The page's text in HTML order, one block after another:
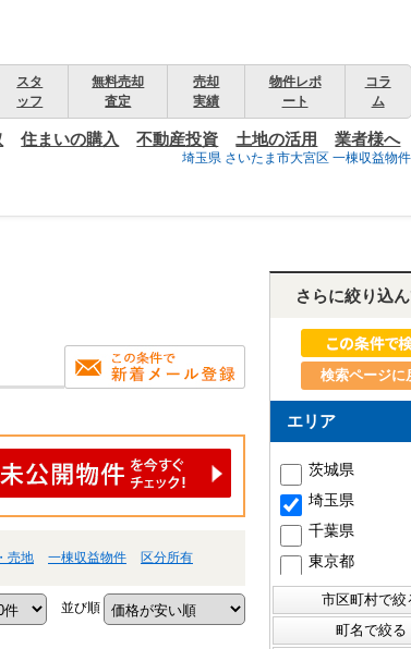
埼玉県 さいたま市大宮区 一棟収益物
スタ
ッフ
無料売却
査定
売却
実績
物件レポ
ート
コラ
ム
住まいの購入 不動産投資 土地の活用 業者様へ
売地 一棟収益物件 区分所有
並び順
さらに絞り込
検索ページに
エリア
茨城県
埼玉県
千葉県
東京都